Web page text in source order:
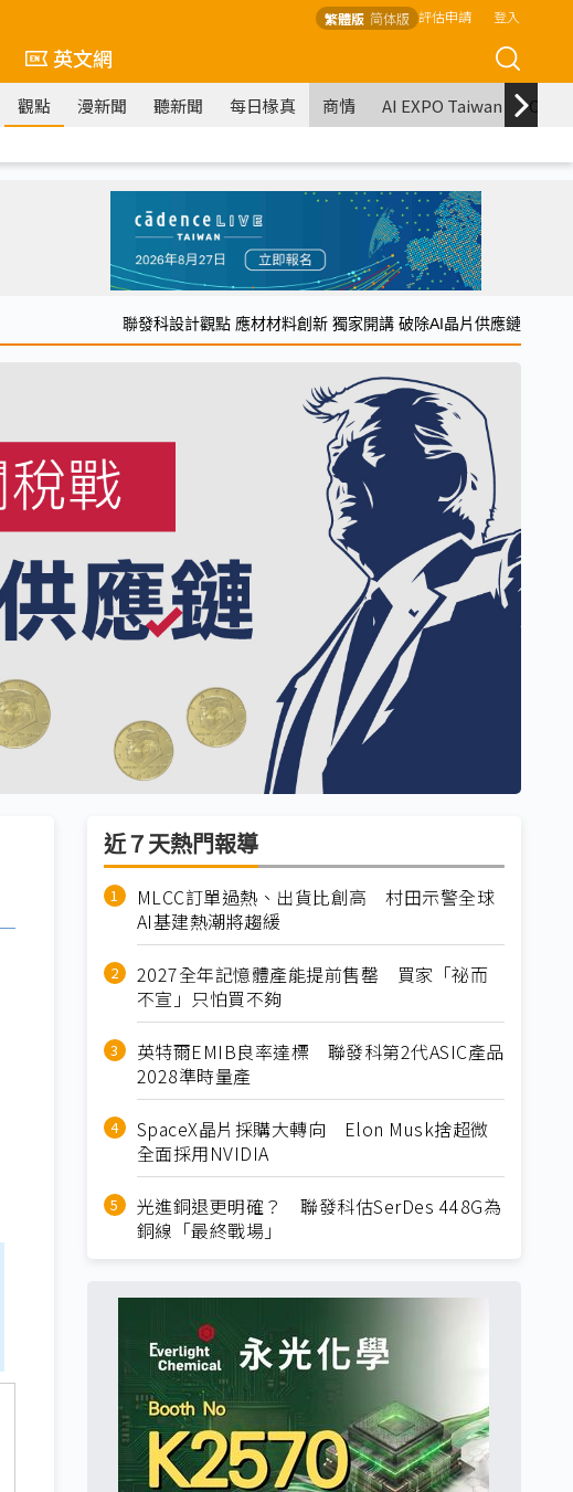
繁體版 简体版 評估申請 登入
英文網
觀點 漫新聞 聽新聞 每日椽真 商情 AI EXPO Taiwan
聯發科設計觀點 應材材料創新 獨家開講 破除AI晶片供應鏈
近７天熱門報導
MLCC訂單過熱、出貨比創高 村田示警全球
AI基建熱潮將趨緩
2027全年記憶體產能提前售罄 買家「祕而
不宣」只怕買不夠
英特爾EMIB良率達標 聯發科第2代ASIC產品
2028準時量產
SpaceX晶片採購大轉向 Elon Musk捨超微
全面採用NVIDIA
光進銅退更明確？ 聯發科估SerDes 448G為
銅線「最終戰場」